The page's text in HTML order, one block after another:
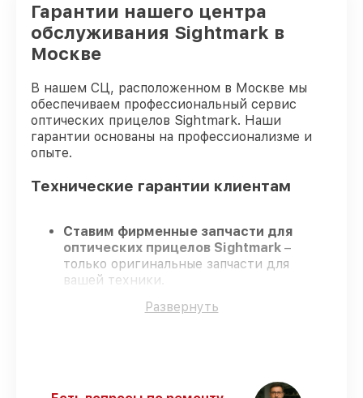
Гарантии нашего центра
обслуживания Sightmark в
Москве
В нашем СЦ, расположенном в Москве мы
обеспечиваем профессиональный сервис
оптических прицелов Sightmark. Наши
гарантии основаны на профессионализме и
опыте.
Технические гарантии клиентам
Ставим фирменные запчасти для
оптических прицелов Sightmark –
только оригинальные запчасти для
вашей техники.
проходят строгий отбор, что
без бесконечных переносов.
Развернуть